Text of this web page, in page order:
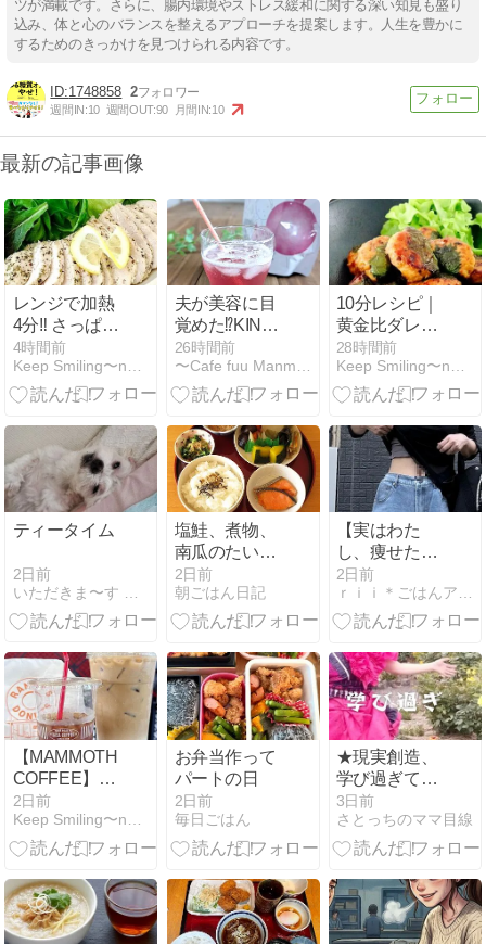
ツが満載です。さらに、腸内環境やストレス緩和に関する深い知見も盛り
込み、体と心のバランスを整えるアプローチを提案します。人生を豊かに
するためのきっかけを見つけられる内容です。
1748858 2
週間IN:10 週間OUT:90 月間IN:10
最新の記事画像
レンジで加熱
4分‼︎ さっぱり
ウマい♡【レ
モンハーブサ
ラダチキン】
4時間前
Keep Smiling〜noripetit life…
夫が美容に目
覚めた⁉KINS
の VINEGAR
PROTEIN（ビ
ネガープロテ
26時間前
〜Cafe fuu Manma〜かふぇ風まんま
10分レシピ｜
黄金比ダレで
ウマい‼︎【ふん
わり♪甘辛しそ
つくね】
28時間前
Keep Smiling〜noripetit life…
ティータイム
2日前
塩鮭、煮物、
南瓜のたいた
ん、金平牛
蒡、納豆、小
松菜の二杯
2日前
朝ごはん日記
【実はわた
し、痩せたん
です】今夜か
らのSALEは
絶対に見逃せ
2日前
ｒｉｉ＊ごはんアルバム
【MAMMOTH
COFFEE】韓
国発‼︎大人気コ
ーヒーショッ
プのLサイズ
る‼︎
2日前
Keep Smiling〜noripetit life…
お弁当作って
パートの日
2日前
毎日ごはん
★現実創造、
学び過ぎて混
乱してません
か？
3日前
さとっちのママ目線